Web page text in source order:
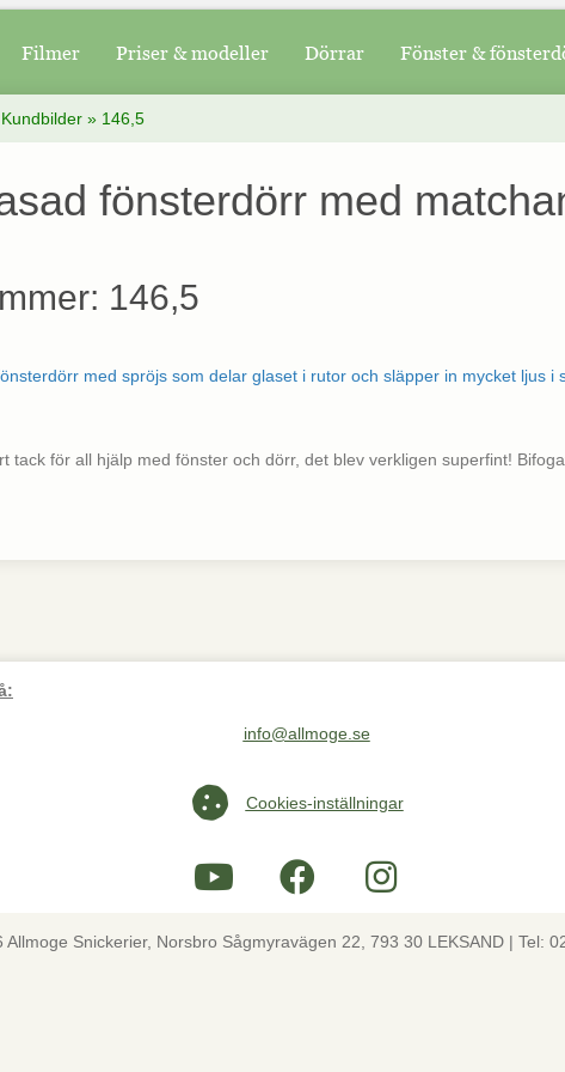
Filmer Priser & modeller Dörrar Fönster &
Kundbilder» 146,5
fönsterdörr med
146,5
tack för all hjälp med fönster och dörr, det blev verkligen superfint!
Maila oss på info@allmoge.se
info@allmoge.se
Cookies-inställningar
Cookies-inställningar
Allmoge Snickerier, Norsbro Sågmyravägen 22, 793 30 LEKSAND | Tel: